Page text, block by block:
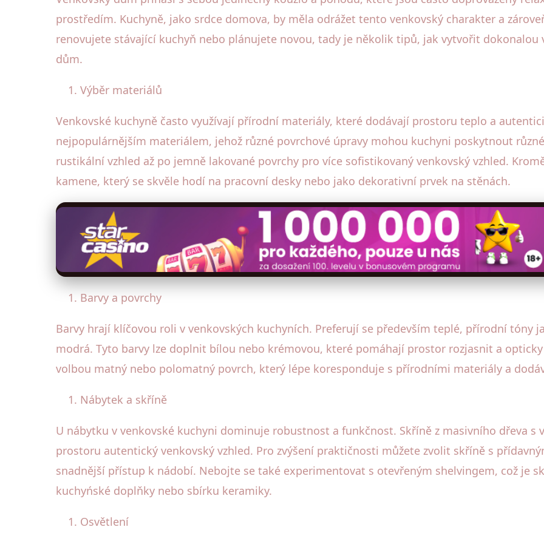
prostředím. Kuchyně, jako srdce domova, by měla odrážet tento venkovský charakter a
renovujete stávající kuchyň nebo plánujete novou, tady je několik tipů, jak vytvořit dokonalou
dům.
Výběr materiálů
Venkovské kuchyně často využívají přírodní materiály, které dodávají prostoru teplo a
nejpopulárnějším materiálem, jehož různé povrchové úpravy mohou kuchyni poskytnout
rustikální vzhled až po jemně lakované povrchy pro více sofistikovaný venkovský vzhled.
kamene, který se skvěle hodí na pracovní desky nebo jako dekorativní prvek na stěnách.
Barvy a povrchy
Barvy hrají klíčovou roli v venkovských kuchyních. Preferují se především teplé, přírodní tóny
modrá. Tyto barvy lze doplnit bílou nebo krémovou, které pomáhají prostor rozjasnit a
volbou matný nebo polomatný povrch, který lépe koresponduje s přírodními materiály a
Nábytek a skříně
U nábytku v venkovské kuchyni dominuje robustnost a funkčnost. Skříně z masivního dřeva
prostoru autentický venkovský vzhled. Pro zvýšení praktičnosti můžete zvolit skříně s
snadnější přístup k nádobí. Nebojte se také experimentovat s otevřeným shelvingem, což je
kuchyńské doplňky nebo sbírku keramiky.
Osvětlení